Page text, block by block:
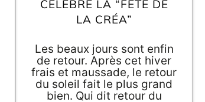
CÉLÈBRE LA “FÊTE DE
LA CRÉA”
Les beaux jours sont enfin
de retour. Après cet hiver
frais et maussade, le retour
du soleil fait le plus grand
bien. Qui dit retour du